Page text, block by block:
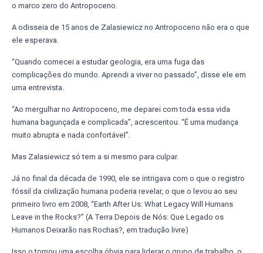
o marco zero do Antropoceno.
A odisseia de 15 anos de Zalasiewicz no Antropoceno não era o que
ele esperava.
“Quando comecei a estudar geologia, era uma fuga das
complicações do mundo. Aprendi a viver no passado”, disse ele em
uma entrevista.
“Ao mergulhar no Antropoceno, me deparei com toda essa vida
humana bagunçada e complicada”, acrescentou. “É uma mudança
muito abrupta e nada confortável”.
Mas Zalasiewicz só tem a si mesmo para culpar.
Já no final da década de 1990, ele se intrigava com o que o registro
fóssil da civilização humana poderia revelar, o que o levou ao seu
primeiro livro em 2008, “Earth After Us: What Legacy Will Humans
Leave in the Rocks?” (A Terra Depois de Nós: Que Legado os
Humanos Deixarão nas Rochas?, em tradução livre)